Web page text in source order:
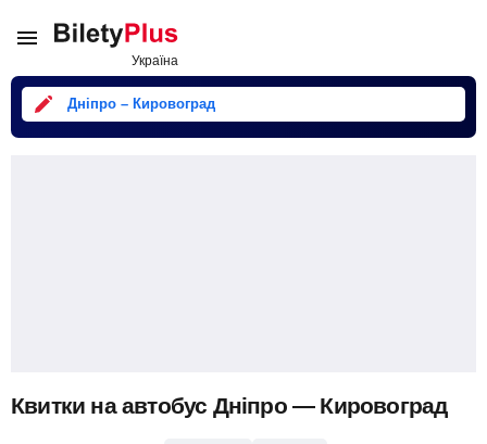
Дніпро – Кировоград
Квитки на автобус Дніпро — Кировоград